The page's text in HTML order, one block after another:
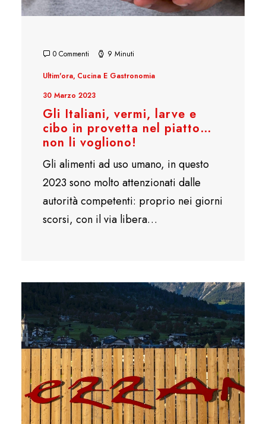
0 Commenti 9 Minuti
Ultim'ora, Cucina E Gastronomia
30 Marzo 2023
Gli Italiani, vermi, larve e
cibo in provetta nel piatto…
non li vogliono!
Gli alimenti ad uso umano, in questo
2023 sono molto attenzionati dalle
autorità competenti: proprio nei giorni
scorsi, con il via libera…